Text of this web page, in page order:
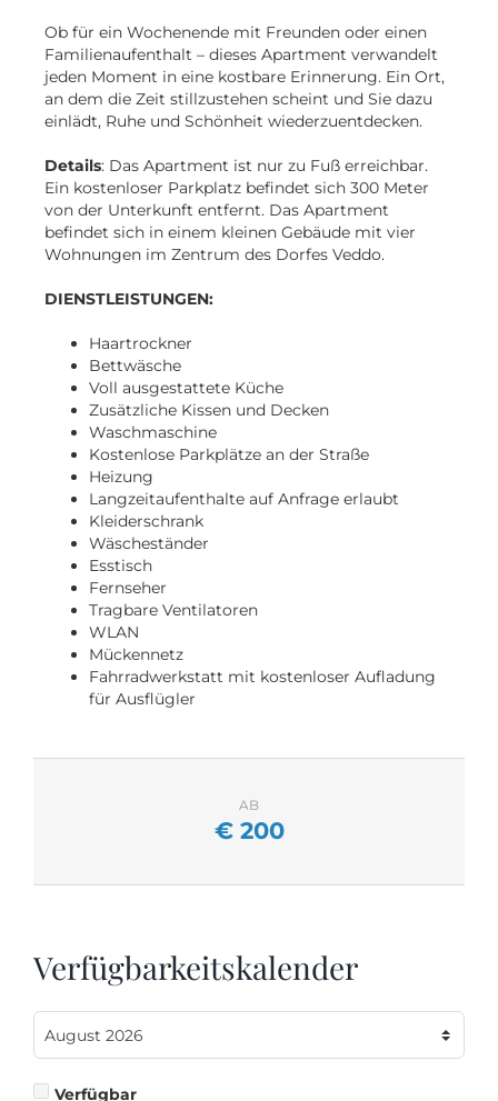
Ob für ein Wochenende mit Freunden oder einen
Familienaufenthalt – dieses Apartment verwandelt
jeden Moment in eine kostbare Erinnerung. Ein Ort,
an dem die Zeit stillzustehen scheint und Sie dazu
einlädt, Ruhe und Schönheit wiederzuentdecken.
Details: Das Apartment ist nur zu Fuß erreichbar.
Ein kostenloser Parkplatz befindet sich 300 Meter
von der Unterkunft entfernt. Das Apartment
befindet sich in einem kleinen Gebäude mit vier
Wohnungen im Zentrum des Dorfes Veddo.
DIENSTLEISTUNGEN:
Haartrockner
Bettwäsche
Voll ausgestattete Küche
Zusätzliche Kissen und Decken
Waschmaschine
Kostenlose Parkplätze an der Straße
Heizung
Langzeitaufenthalte auf Anfrage erlaubt
Kleiderschrank
Wäscheständer
Esstisch
Fernseher
Tragbare Ventilatoren
WLAN
Mückennetz
Fahrradwerkstatt mit kostenloser Aufladung
für Ausflügler
AB
€ 200
Verfügbarkeitskalender
Verfügbar